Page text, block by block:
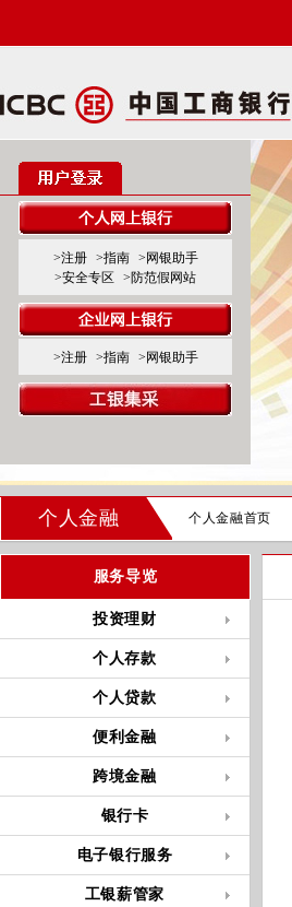
>注册 >指南
>网银助手
>安全专区
>防范假网站
>注册 >指南 >网银助手
个人金融 个人金融首页
服务导览
投资理财
个人存款
个人贷款
便利金融
跨境金融
银行卡
电子银行服务
工银薪管家